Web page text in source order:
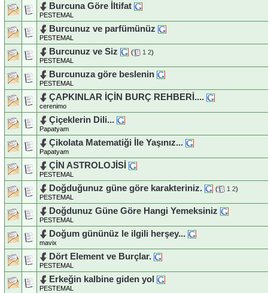
Burcuna Göre İltifat
PESTEMAL
Burcunuz ve parfümünüz
PESTEMAL
Burcunuz ve Siz ( 1 2)
PESTEMAL
Burcunuza göre beslenin
PESTEMAL
ÇAPKINLAR İÇİN BURÇ REHBERİ....
cerenimo
Çiçeklerin Dili...
Papatyam
Çikolata Matematiği İle Yaşınız...
Papatyam
ÇİN ASTROLOJİSİ
PESTEMAL
Doğduğunuz güne göre karakteriniz. ( 1 2)
PESTEMAL
Doğdunuz Güne Göre Hangi Yemeksiniz
PESTEMAL
Doğum gününüz le ilgili herşey...
mavix
Dört Element ve Burçlar.
PESTEMAL
Erkeğin kalbine giden yol
PESTEMAL